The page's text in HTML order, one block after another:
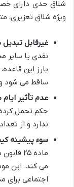
شلاق حدی دارای
ویژه شلاق تعزیری،
غیرقابل تبدیل
نقدی یا سایر
بارز این
ساقط می شود
عدم تأثیر
حکم تحمل
ندارد و از
سوء پیشینه
ماده
می کند. این
اجتماعی